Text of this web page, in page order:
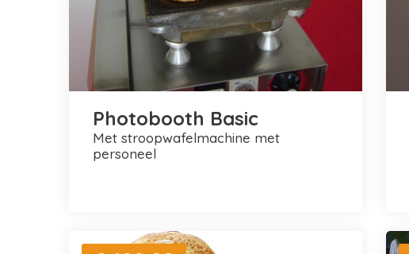
Photobooth Basic
met stroopwafelmachine met
personeel